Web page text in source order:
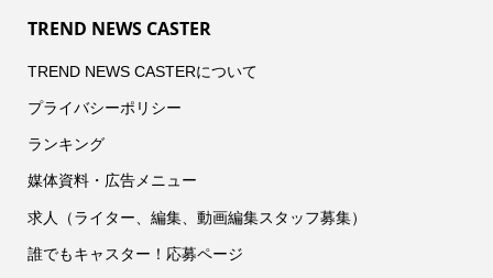
TREND NEWS CASTER
TREND NEWS CASTERについて
プライバシーポリシー
ランキング
媒体資料・広告メニュー
求人（ライター、編集、動画編集スタッフ募集）
誰でもキャスター！応募ページ